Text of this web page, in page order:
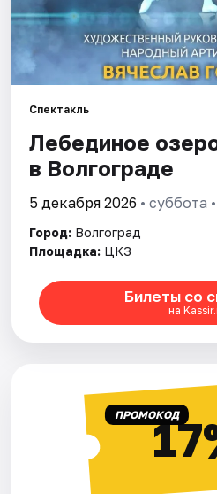
Спектакль
Лебединое
в Волгограде
5 декабря 2026 • суббота
Город: Волгоград
Площадка: ЦКЗ
Билеты со
на
ПРОМОКОД